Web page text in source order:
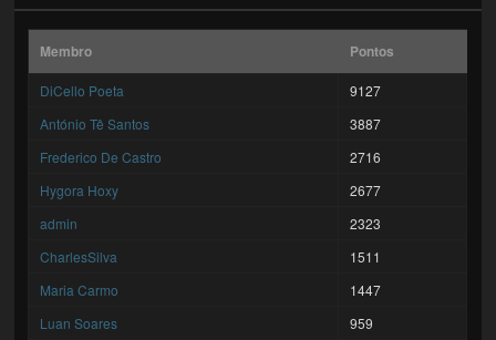
Membro Pontos
DiCello Poeta
9127
António Tê Santos
3887
Frederico De Castro
2716
Hygora Hoxy
2677
admin
2323
CharlesSilva
1511
Maria Carmo
1447
Luan Soares
959